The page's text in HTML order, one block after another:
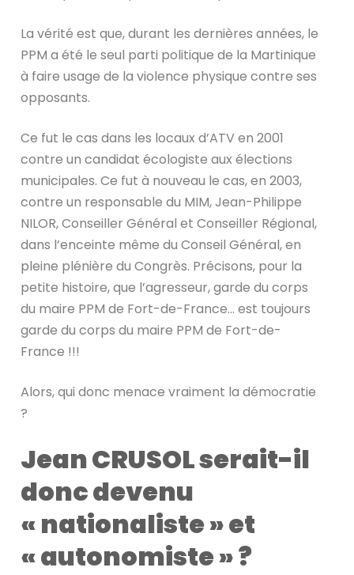
La vérité est que, durant les dernières années, le
PPM a été le seul parti politique de la Martinique
à faire usage de la violence physique contre ses
opposants.
Ce fut le cas dans les locaux d’ATV en 2001
contre un candidat écologiste aux élections
municipales. Ce fut à nouveau le cas, en 2003,
contre un responsable du MIM, Jean-Philippe
NILOR, Conseiller Général et Conseiller Régional,
dans l’enceinte même du Conseil Général, en
pleine plénière du Congrès. Précisons, pour la
petite histoire, que l’agresseur, garde du corps
du maire PPM de Fort-de-France… est toujours
garde du corps du maire PPM de Fort-de-
France !!!
Alors, qui donc menace vraiment la démocratie
?
Jean CRUSOL serait-il
donc devenu
« nationaliste » et
« autonomiste » ?